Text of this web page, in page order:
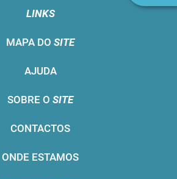
LINKS
MAPA DO SITE
AJUDA
SOBRE O SITE
CONTACTOS
ONDE ESTAMOS